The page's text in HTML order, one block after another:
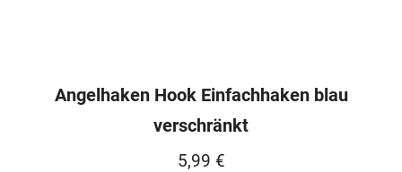
Angelhaken Hook Einfachhaken blau
verschränkt
5,99 €